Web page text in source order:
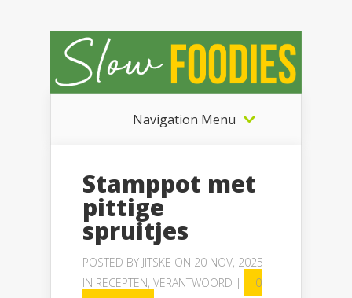
Navigation Menu
Stamppot met
pittige
spruitjes
POSTED BY JITSKE ON 20 NOV, 2025
IN RECEPTEN, VERANTWOORD |
0